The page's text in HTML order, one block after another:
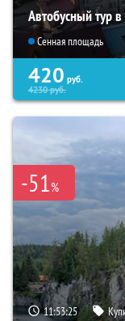
Автобусный тур
Сенная площадь
420 руб.
4230руб.
-51%
11:53:24